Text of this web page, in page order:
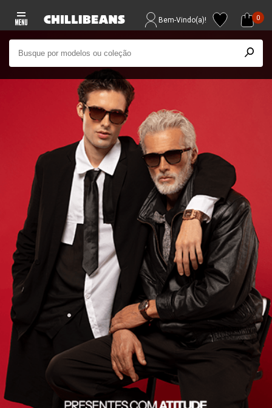
Bem-Vindo(a)! 0